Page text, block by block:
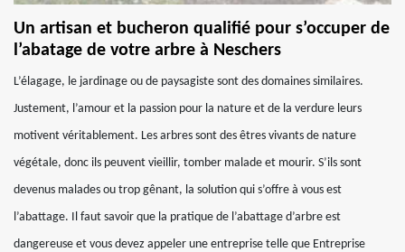
Un artisan et bucheron qualifié pour s’occuper de
l’abatage de votre arbre à Neschers
L’élagage, le jardinage ou de paysagiste sont des domaines similaires.
Justement, l’amour et la passion pour la nature et de la verdure leurs
motivent véritablement. Les arbres sont des êtres vivants de nature
végétale, donc ils peuvent vieillir, tomber malade et mourir. S’ils sont
devenus malades ou trop gênant, la solution qui s’offre à vous est
l’abattage. Il faut savoir que la pratique de l’abattage d’arbre est
dangereuse et vous devez appeler une entreprise telle que Entreprise